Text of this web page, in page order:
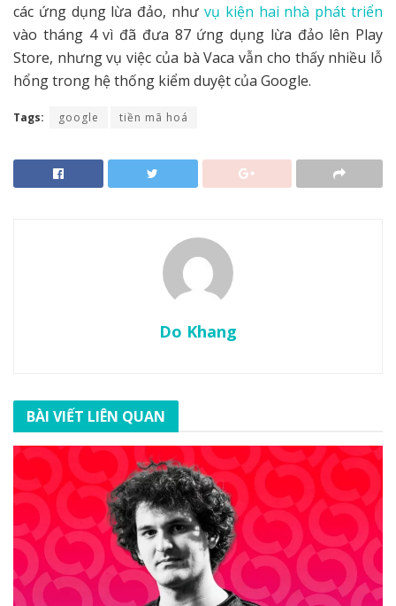
các ứng dụng lừa đảo, như vụ kiện hai nhà phát triển
vào tháng 4 vì đã đưa 87 ứng dụng lừa đảo lên Play
Store, nhưng vụ việc của bà Vaca vẫn cho thấy nhiều lỗ
hổng trong hệ thống kiểm duyệt của Google.
Tags: google tiền mã hoá
Do Khang
BÀI VIẾT LIÊN QUAN